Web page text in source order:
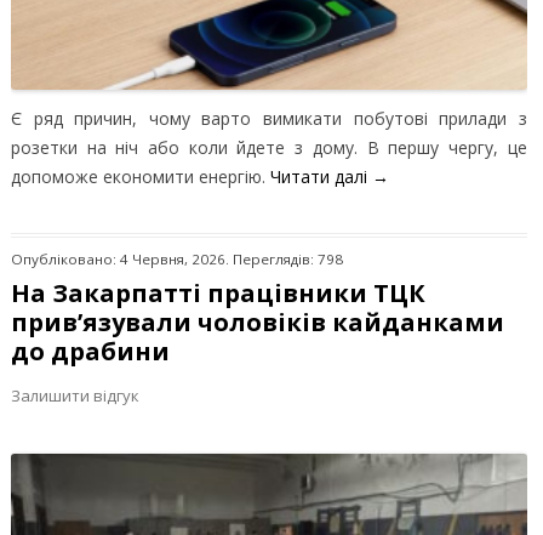
Є ряд причин, чому варто вимикати побутові прилади з
розетки на ніч або коли йдете з дому. В першу чергу, це
допоможе економити енергію. Читати далі →
Опубліковано: 4 Червня, 2026. Переглядів: 798
На Закарпатті працівники ТЦК
прив’язували чоловіків кайданками
до драбини
Залишити відгук